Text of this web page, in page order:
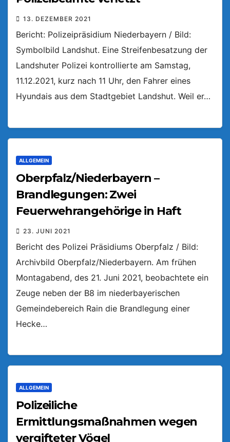
13. DEZEMBER 2021
Bericht: Polizeipräsidium Niederbayern / Bild:
Symbolbild Landshut. Eine Streifenbesatzung der
Landshuter Polizei kontrollierte am Samstag,
11.12.2021, kurz nach 11 Uhr, den Fahrer eines
Hyundais aus dem Stadtgebiet Landshut. Weil er…
ALLGEMEIN
Oberpfalz/Niederbayern –
Brandlegungen: Zwei
Feuerwehrangehörige in Haft
23. JUNI 2021
Bericht des Polizei Präsidiums Oberpfalz / Bild:
Archivbild Oberpfalz/Niederbayern. Am frühen
Montagabend, des 21. Juni 2021, beobachtete ein
Zeuge neben der B8 im niederbayerischen
Gemeindebereich Rain die Brandlegung einer
Hecke…
ALLGEMEIN
Polizeiliche
Ermittlungsmaßnahmen wegen
vergifteter Vögel